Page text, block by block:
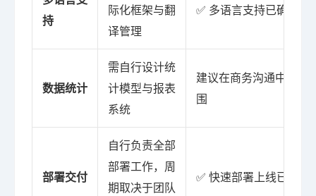
持
际化框架与翻
译管理
✅ 多语言支持已确认为
数据统计
需自行设计统
计模型与报表
系统
建议在商务沟通中确认
围
部署交付
自行负责全部
部署工作，周
期取决于团队
✅ 快速部署上线已确认